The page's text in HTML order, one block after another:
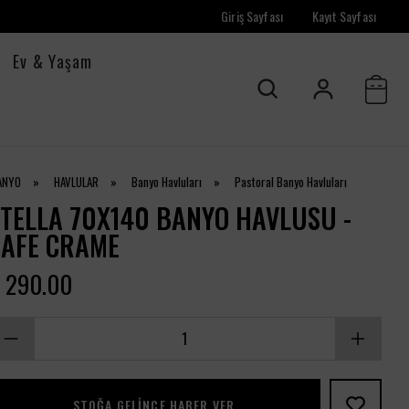
Giriş Sayfası Kayıt Sayfası
Ev & Yaşam
» HAVLULAR » Banyo Havluları » Pastoral Banyo Havluları
70X140 BANYO HAVLUSU -
CRAME
STOĞA GELINCE HABER VER